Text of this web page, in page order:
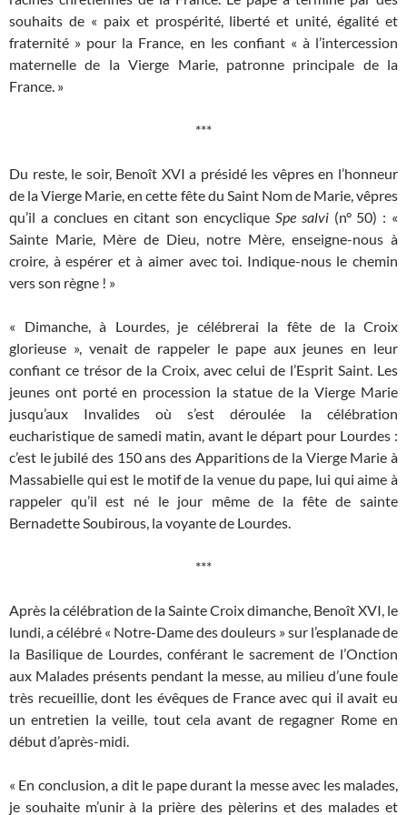
souhaits de « paix et prospérité, liberté et unité, égalité et
fraternité » pour la France, en les confiant « à l’intercession
maternelle de la Vierge Marie, patronne principale de la
France. »
***
Du reste, le soir, Benoît XVI a présidé les vêpres en l’honneur
de la Vierge Marie, en cette fête du Saint Nom de Marie, vêpres
qu’il a conclues en citant son encyclique Spe salvi(n° 50) : «
Sainte Marie, Mère de Dieu, notre Mère, enseigne-nous à
croire, à espérer et à aimer avec toi. Indique-nous le chemin
vers son règne ! »
« Dimanche, à Lourdes, je célébrerai la fête de la Croix
glorieuse », venait de rappeler le pape aux jeunes en leur
confiant ce trésor de la Croix, avec celui de l’Esprit Saint. Les
jeunes ont porté en procession la statue de la Vierge Marie
jusqu’aux Invalides où s’est déroulée la célébration
eucharistique de samedi matin, avant le départ pour Lourdes :
c’est le jubilé des 150 ans des Apparitions de la Vierge Marie à
Massabielle qui est le motif de la venue du pape, lui qui aime à
rappeler qu’il est né le jour même de la fête de sainte
Bernadette Soubirous, la voyante de Lourdes.
***
Après la célébration de la Sainte Croix dimanche, Benoît XVI, le
lundi, a célébré « Notre-Dame des douleurs » sur l’esplanade de
la Basilique de Lourdes, conférant le sacrement de l’Onction
aux Malades présents pendant la messe, au milieu d’une foule
très recueillie, dont les évêques de France avec qui il avait eu
un entretien la veille, tout cela avant de regagner Rome en
début d’après-midi.
« En conclusion, a dit le pape durant la messe avec les malades,
je souhaite m’unir à la prière des pèlerins et des malades et